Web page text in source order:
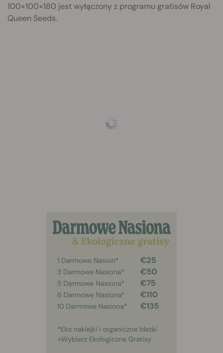
100×100×180 jest wyłączony z programu gratisów Royal
Queen Seeds.